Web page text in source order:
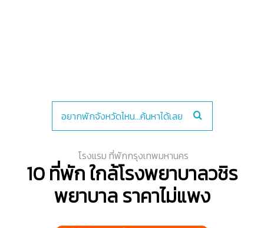
โรงแรม ที่พักกรุงเทพมหานคร
10 ที่พัก ใกล้โรงพยาบาลวชิร
พยาบาล ราคาไม่แพง